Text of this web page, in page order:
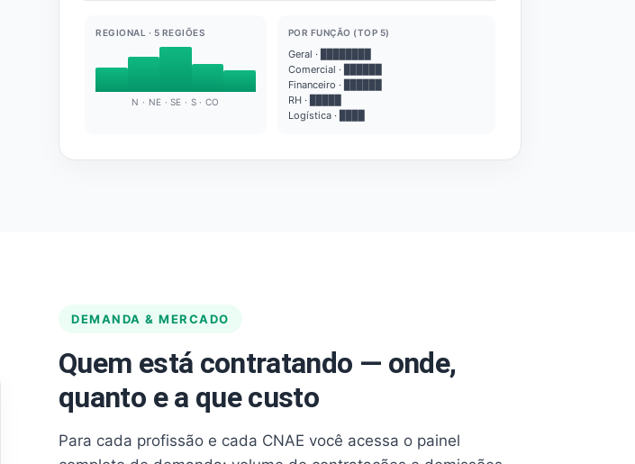
REGIONAL · 5 REGIÕES
N · NE · SE · S · CO
POR FUNÇÃO (TOP 5)
Geral · ████████
Comercial · ██████
Financeiro · ██████
RH · █████
Logística · ████
DEMANDA & MERCADO
Quem está contratando — onde,
quanto e a que custo
Para cada profissão e cada CNAE você acessa o painel